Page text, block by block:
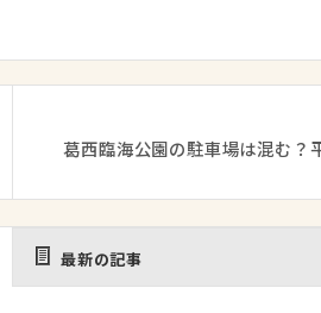
葛西臨海公園の駐車場は混む？
最新の記事